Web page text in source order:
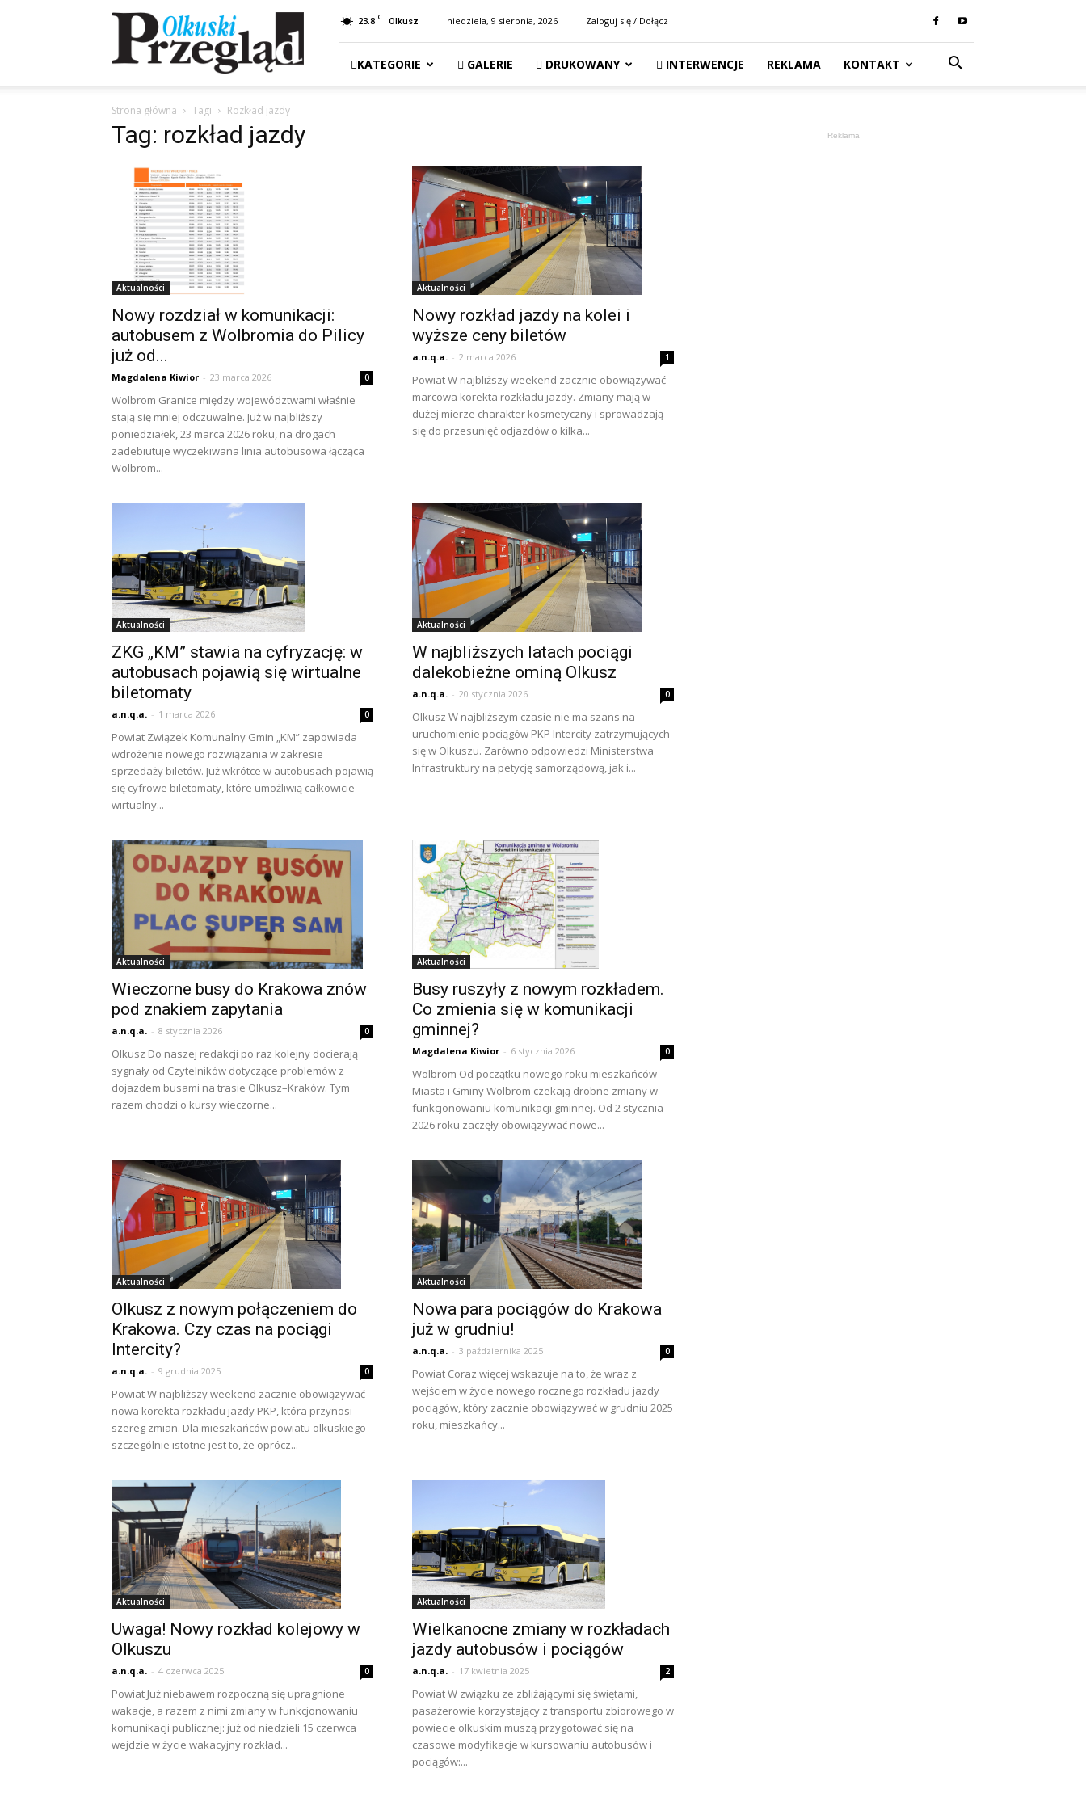
Przegląd
Olkuski
23.8 C Olkusz niedziela, 9 sierpnia, 2026 Zaloguj się / Dołącz
KATEGORIE GALERIE DRUKOWANY INTERWENCJE REKLAMA KONTAKT
Strona główna Tagi Rozkład jazdy
Tag: rozkład jazdy
Aktualności
Nowy rozdział w komunikacji:
autobusem z Wolbromia do Pilicy
już od...
Magdalena Kiwior - 23 marca 2026 0
Wolbrom Granice między województwami właśnie
stają się mniej odczuwalne. Już w najbliższy
poniedziałek, 23 marca 2026 roku, na drogach
zadebiutuje wyczekiwana linia autobusowa łącząca
Wolbrom...
Aktualności
Nowy rozkład jazdy na kolei i
wyższe ceny biletów
a.n.q.a. - 2 marca 2026 1
Powiat W najbliższy weekend zacznie obowiązywać
marcowa korekta rozkładu jazdy. Zmiany mają w
dużej mierze charakter kosmetyczny i sprowadzają
się do przesunięć odjazdów o kilka...
Aktualności
ZKG „KM” stawia na cyfryzację: w
autobusach pojawią się wirtualne
biletomaty
a.n.q.a. - 1 marca 2026 0
Powiat Związek Komunalny Gmin „KM” zapowiada
wdrożenie nowego rozwiązania w zakresie
sprzedaży biletów. Już wkrótce w autobusach pojawią
się cyfrowe biletomaty, które umożliwią całkowicie
wirtualny...
Aktualności
W najbliższych latach pociągi
dalekobieżne ominą Olkusz
a.n.q.a. - 20 stycznia 2026 0
Olkusz W najbliższym czasie nie ma szans na
uruchomienie pociągów PKP Intercity zatrzymujących
się w Olkuszu. Zarówno odpowiedzi Ministerstwa
Infrastruktury na petycję samorządową, jak i...
Aktualności
Wieczorne busy do Krakowa znów
pod znakiem zapytania
a.n.q.a. - 8 stycznia 2026 0
Olkusz Do naszej redakcji po raz kolejny docierają
sygnały od Czytelników dotyczące problemów z
dojazdem busami na trasie Olkusz–Kraków. Tym
razem chodzi o kursy wieczorne...
Aktualności
Busy ruszyły z nowym rozkładem.
Co zmienia się w komunikacji
gminnej?
Magdalena Kiwior - 6 stycznia 2026 0
Wolbrom Od początku nowego roku mieszkańców
Miasta i Gminy Wolbrom czekają drobne zmiany w
funkcjonowaniu komunikacji gminnej. Od 2 stycznia
2026 roku zaczęły obowiązywać nowe...
Aktualności
Olkusz z nowym połączeniem do
Krakowa. Czy czas na pociągi
Intercity?
a.n.q.a. - 9 grudnia 2025 0
Powiat W najbliższy weekend zacznie obowiązywać
nowa korekta rozkładu jazdy PKP, która przynosi
szereg zmian. Dla mieszkańców powiatu olkuskiego
szczególnie istotne jest to, że oprócz...
Aktualności
Nowa para pociągów do Krakowa
już w grudniu!
a.n.q.a. - 3 października 2025 0
Powiat Coraz więcej wskazuje na to, że wraz z
wejściem w życie nowego rocznego rozkładu jazdy
pociągów, który zacznie obowiązywać w grudniu 2025
roku, mieszkańcy...
Aktualności
Uwaga! Nowy rozkład kolejowy w
Olkuszu
a.n.q.a. - 4 czerwca 2025 0
Powiat Już niebawem rozpoczną się upragnione
wakacje, a razem z nimi zmiany w funkcjonowaniu
komunikacji publicznej: już od niedzieli 15 czerwca
wejdzie w życie wakacyjny rozkład...
Aktualności
Wielkanocne zmiany w rozkładach
jazdy autobusów i pociągów
a.n.q.a. - 17 kwietnia 2025 2
Powiat W związku ze zbliżającymi się świętami,
pasażerowie korzystający z transportu zbiorowego w
powiecie olkuskim muszą przygotować się na
czasowe modyfikacje w kursowaniu autobusów i
pociągów:...
Reklama